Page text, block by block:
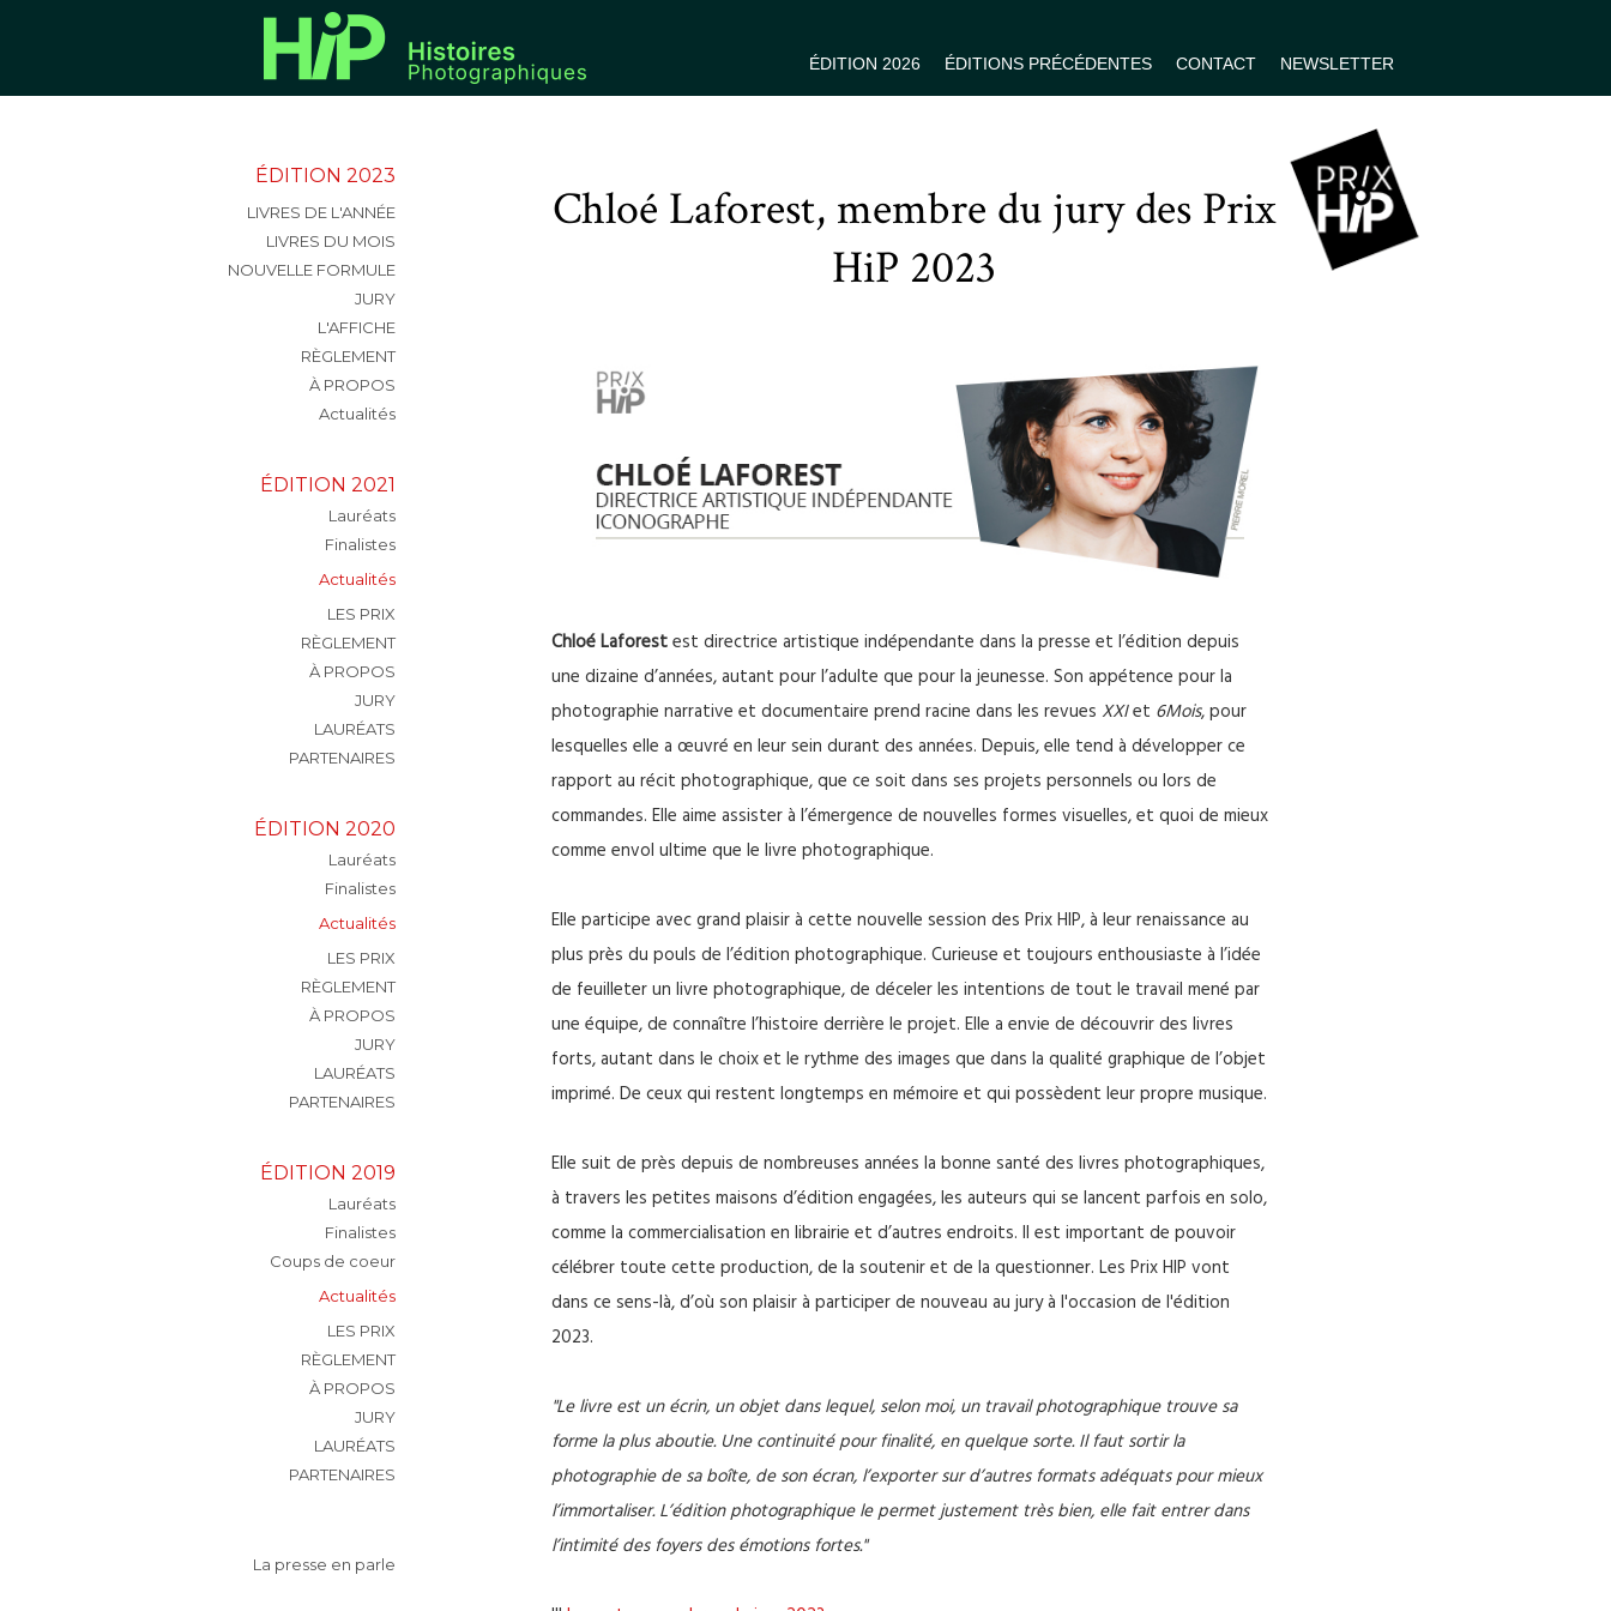
ÉDITION 2026 ÉDITIONS PRÉCÉDENTES CONTACT NEWSLETTER
ÉDITION 2023
LIVRES DE L'ANNÉE
LIVRES DU MOIS
NOUVELLE FORMULE
JURY
L'AFFICHE
RÈGLEMENT
À PROPOS
Actualités
ÉDITION 2021
Lauréats
Finalistes
Actualités
LES PRIX
RÈGLEMENT
À PROPOS
JURY
LAURÉATS
PARTENAIRES
ÉDITION 2020
Lauréats
Finalistes
Actualités
LES PRIX
RÈGLEMENT
À PROPOS
JURY
LAURÉATS
PARTENAIRES
ÉDITION 2019
Lauréats
Finalistes
Coups de coeur
Actualités
LES PRIX
RÈGLEMENT
À PROPOS
JURY
LAURÉATS
PARTENAIRES
La presse en parle
Chloé Laforest, membre du jury des Prix
HiP 2023
Chloé Laforestest directrice artistique indépendante dans la presse et l’édition depuis
une dizaine d’années, autant pour l’adulte que pour la jeunesse. Son appétence pour la
photographie narrative et documentaire prend racine dans les revues XXIet 6Mois, pour
lesquelles elle a œuvré en leur sein durant des années. Depuis, elle tend à développer ce
rapport au récit photographique, que ce soit dans ses projets personnels ou lors de
commandes. Elle aime assister à l’émergence de nouvelles formes visuelles, et quoi de mieux
comme envol ultime que le livre photographique.
Elle participe avec grand plaisir à cette nouvelle session des Prix HIP, à leur renaissance au
plus près du pouls de l’édition photographique. Curieuse et toujours enthousiaste à l’idée
de feuilleter un livre photographique, de déceler les intentions de tout le travail mené par
une équipe, de connaître l’histoire derrière le projet. Elle a envie de découvrir des livres
forts, autant dans le choix et le rythme des images que dans la qualité graphique de l’objet
imprimé. De ceux qui restent longtemps en mémoire et qui possèdent leur propre musique.
Elle suit de près depuis de nombreuses années la bonne santé des livres photographiques,
à travers les petites maisons d’édition engagées, les auteurs qui se lancent parfois en solo,
comme la commercialisation en librairie et d’autres endroits. Il est important de pouvoir
célébrer toute cette production, de la soutenir et de la questionner. Les Prix HIP vont
dans ce sens-là, d’où son plaisir à participer de nouveau au jury à l'occasion de l'édition
2023.
"Le livre est un écrin, un objet dans lequel, selon moi, un travail photographique trouve sa
forme la plus aboutie. Une continuité pour finalité, en quelque sorte. Il faut sortir la
photographie de sa boîte, de son écran, l’exporter sur d’autres formats adéquats pour mieux
l’immortaliser. L’édition photographique le permet justement très bien, elle fait entrer dans
l’intimité des foyers des émotions fortes."